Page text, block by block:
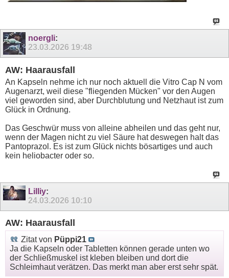
noergli:
23.03.2026 19:48
AW: Haarausfall
An Kapseln nehme ich nur noch aktuell die Vitro Cap N vom
Augenarzt, weil diese "fliegenden Mücken" vor den Augen
viel geworden sind, aber Durchblutung und Netzhaut ist zum
Glück in Ordnung.
Das Geschwür muss von alleine abheilen und das geht nur,
wenn der Magen nicht zu viel Säure hat deswegen halt das
Pantoprazol. Es ist zum Glück nichts bösartiges und auch
kein heliobacter oder so.
Lilliy:
24.03.2026 10:10
AW: Haarausfall
Zitat von Püppi21
Ja die Kapseln oder Tabletten können gerade unten wo
der Schließmuskel ist kleben bleiben und dort die
Schleimhaut verätzen. Das merkt man aber erst sehr spät.